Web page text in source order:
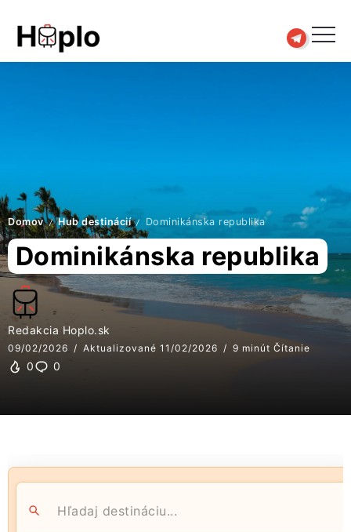
Domov / Hub destinácií / Dominikánska republika
Dominikánska republika
Redakcia Hoplo.sk
09/02/2026 Aktualizované 11/02/2026 9 minút Čítanie
0 0